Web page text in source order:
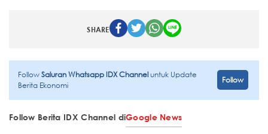
SHARE
FollowSaluran Whatsapp IDX Channeluntuk Update
Berita Ekonomi
Follow
Follow Berita IDX Channel diGoogle News